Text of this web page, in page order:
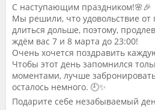
С наступающим праздником!🌸🎉
Мы решили, что удовольствие от
длиться дольше, поэтому,
ждём вас 7 и 8 марта до 23:00!
Очень хочется поздравить
Чтобы этот день запомнился
моментами, лучше
осталось немного. 🕘✨
Подарите себе незабываемый